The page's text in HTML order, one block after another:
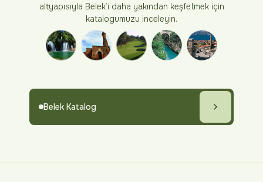
altyapısıyla Belek’i daha yakından keşfetmek için
katalogumuzu inceleyin.
Belek Katalog